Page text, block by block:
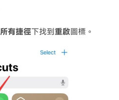
所有捷徑下找到重啟圖標。